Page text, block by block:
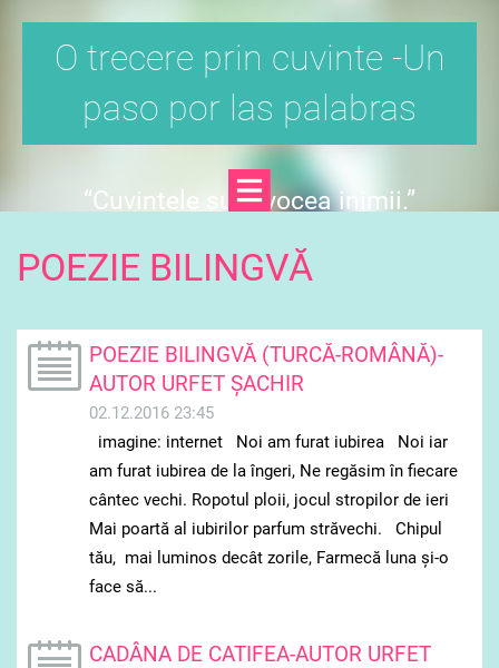
O trecere prin cuvinte -Un
paso por las palabras
“Cuvintele sunt vocea inimii.”
POEZIE BILINGVĂ
POEZIE BILINGVĂ (TURCĂ-ROMÂNĂ)-
AUTOR URFET ŞACHIR
02.12.2016 23:45
imagine: internet Noi am furat iubirea Noi iar
am furat iubirea de la îngeri, Ne regăsim în fiecare
cântec vechi. Ropotul ploii, jocul stropilor de ieri
Mai poartă al iubirilor parfum străvechi. Chipul
tău, mai luminos decât zorile, Farmecă luna şi-o
face să...
CADÂNA DE CATIFEA-AUTOR URFET